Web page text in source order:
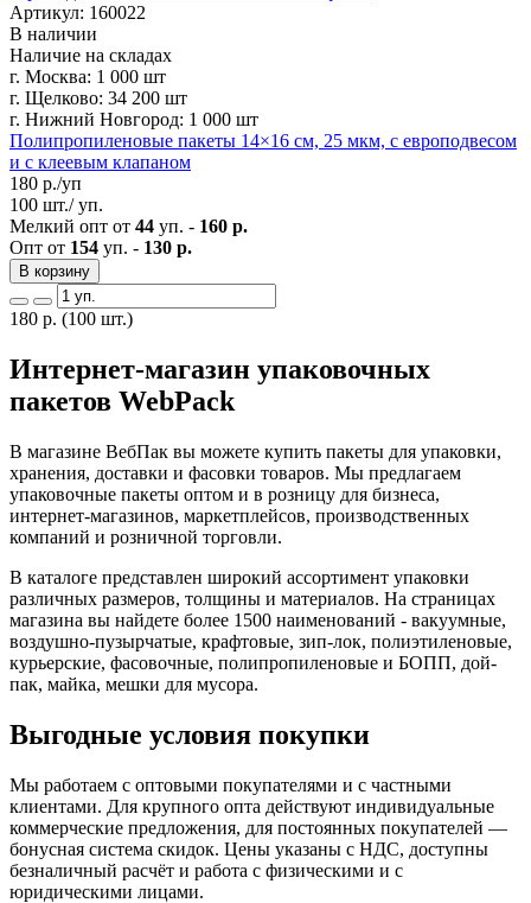
Артикул: 160022
В наличии
Наличие на складах
г. Москва: 1 000 шт
г. Щелково: 34 200 шт
г. Нижний Новгород: 1 000 шт
Полипропиленовые пакеты 14×16 см, 25 мкм, с европодвесом
и с клеевым клапаном
180 р./уп
100 шт./ уп.
Мелкий опт от 44 уп. - 160 р.
Опт от 154 уп. - 130 р.
В корзину
180 р. (100 шт.)
Интернет-магазин упаковочных
пакетов WebPack
В магазине ВебПак вы можете купить пакеты для упаковки,
хранения, доставки и фасовки товаров. Мы предлагаем
упаковочные пакеты оптом и в розницу для бизнеса,
интернет-магазинов, маркетплейсов, производственных
компаний и розничной торговли.
В каталоге представлен широкий ассортимент упаковки
различных размеров, толщины и материалов. На страницах
магазина вы найдете более 1500 наименований - вакуумные,
воздушно-пузырчатые, крафтовые, зип-лок, полиэтиленовые,
курьерские, фасовочные, полипропиленовые и БОПП, дой-
пак, майка, мешки для мусора.
Выгодные условия покупки
Мы работаем с оптовыми покупателями и с частными
клиентами. Для крупного опта действуют индивидуальные
коммерческие предложения, для постоянных покупателей —
бонусная система скидок. Цены указаны с НДС, доступны
безналичный расчёт и работа с физическими и с
юридическими лицами.